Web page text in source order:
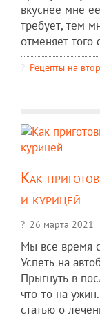
вкуснее мне
требует, тем
отменяет того
Рецепты на
Как
и курицей
26 марта 2021
Мы все время
Успеть на
Прыгнуть в
что-то на
статью о